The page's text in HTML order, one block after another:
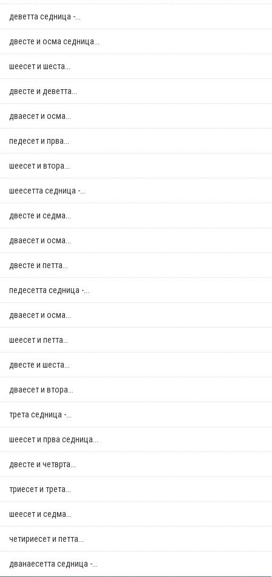
деветта седница -...
двестe и осма седница...
шеесет и шеста...
двестe и деветта...
дваесет и осма...
педесет и прва...
шеесет и втора...
шеесетта седница -...
двестe и седма...
дваесет и осма...
двестe и петта...
педесетта седница -...
дваесет и осма...
шеесет и петта...
двестe и шеста...
дваесет и втора...
трета седница -...
шеесет и прва седница...
двестe и четврта...
триесет и трета...
шеесет и седма...
четириесет и петта...
дванаесетта седница -...